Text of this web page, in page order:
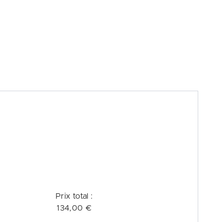
Prix ​​total :
134,00 €